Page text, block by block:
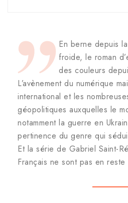
En berne depuis
froide, le roman
des couleurs
L’avènement du numérique
international et les
géopolitiques auxquelles le
notamment la guerre en
pertinence du genre qui
Et la série de Gabriel Saint-
Français ne sont pas en reste